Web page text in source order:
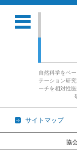
自然科学をベ
テーション研
ーチを相対性
サイトマップ
協
コンテンツに移動